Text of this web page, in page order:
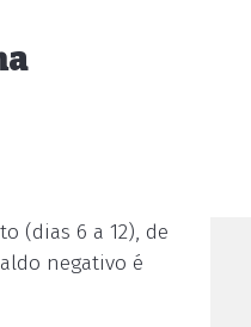
(dias 6 a 12), de
negativo é